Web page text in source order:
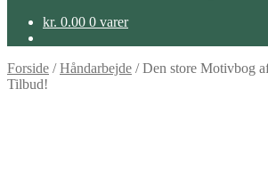
kr. 0.00 0 varer
Forside /Håndarbejde /Den store Motivbog
Tilbud!